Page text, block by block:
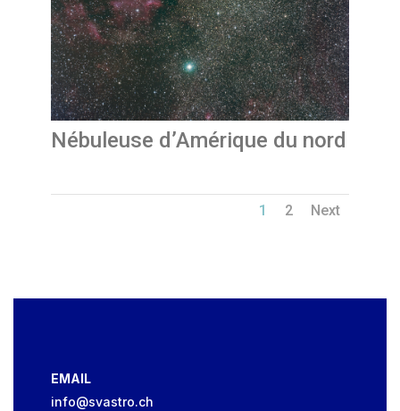
Nébuleuse d’Amérique du nord
1 2 Next
EMAIL
info@svastro.ch